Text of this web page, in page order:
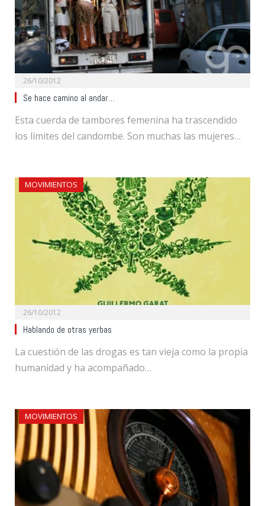
26/10/2012
Se hace camino al andar…
Esta cuerda de tambores femenina ha trascendido
los límites del candombe. Son muchas las mujeres…
MOVIMIENTOS
26/10/2012
Hablando de otras yerbas
La cuestión de las drogas es tan vieja como la propia
humanidad y ha acompañado…
MOVIMIENTOS